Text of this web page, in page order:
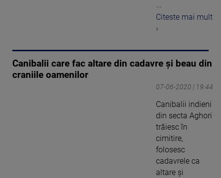
...
Citeste mai mult
›
Canibalii care fac altare din cadavre și beau din
craniile oamenilor
07-06-2020 | 19:44
Canibalii indieni
din secta Aghori
trăiesc în
cimitire,
folosesc
cadavrele ca
altare și